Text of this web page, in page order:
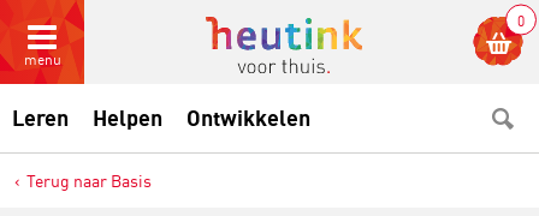
menu
0
Leren Helpen Ontwikkelen
Terug naar Basis